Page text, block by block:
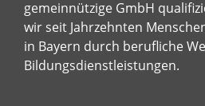
gemeinnützige GmbH
wir seit Jahrzehnten
in Bayern durch berufliche
Bildungsdienstleistungen.